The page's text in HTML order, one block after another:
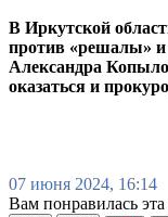
В Иркутской
против «решалы» и
Александра
оказаться и
07 июня 2024, 16:14
Вам понравилась